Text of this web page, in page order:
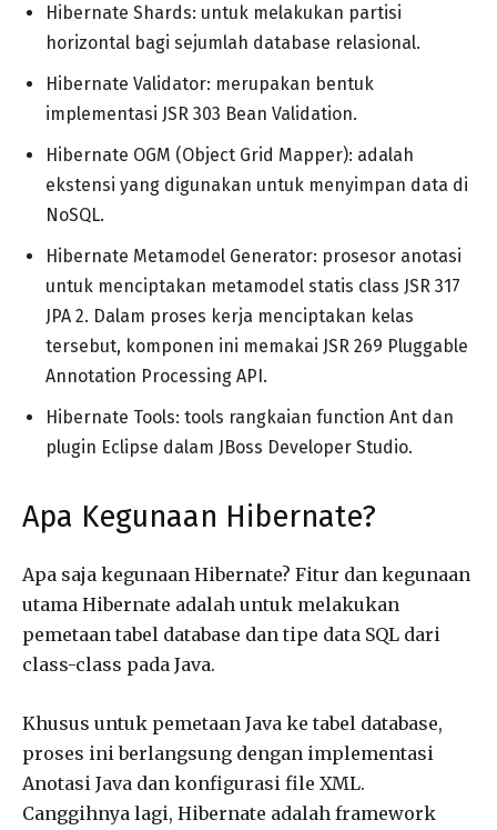
Hibernate Shards: untuk melakukan partisi
horizontal bagi sejumlah database relasional.
Hibernate Validator: merupakan bentuk
implementasi JSR 303 Bean Validation.
Hibernate OGM (Object Grid Mapper): adalah
ekstensi yang digunakan untuk menyimpan data di
NoSQL.
Hibernate Metamodel Generator: prosesor anotasi
untuk menciptakan metamodel statis class JSR 317
JPA 2. Dalam proses kerja menciptakan kelas
tersebut, komponen ini memakai JSR 269 Pluggable
Annotation Processing API.
Hibernate Tools: tools rangkaian function Ant dan
plugin Eclipse dalam JBoss Developer Studio.
Apa Kegunaan Hibernate?
Apa saja kegunaan Hibernate? Fitur dan kegunaan
utama Hibernate adalah untuk melakukan
pemetaan tabel database dan tipe data SQL dari
class-class pada Java.
Khusus untuk pemetaan Java ke tabel database,
proses ini berlangsung dengan implementasi
Anotasi Java dan konfigurasi file XML.
Canggihnya lagi, Hibernate adalah framework